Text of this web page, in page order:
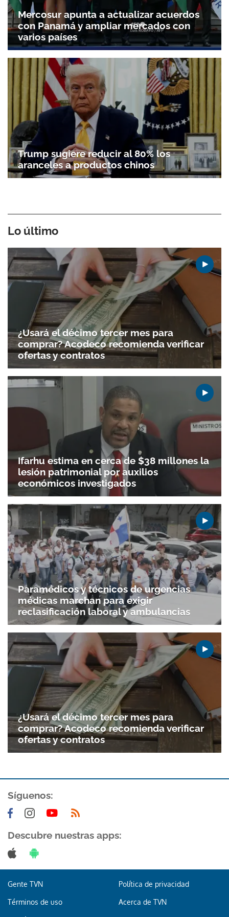
Gracias por suscribirte a nuestro boletín.
ACEPTAR
Mercosur apunta a actualizar acuerdos
con Panamá y ampliar mercados con
varios países
Trump sugiere reducir al 80% los
aranceles a productos chinos
Lo último
¿Usará el décimo tercer mes para
comprar? Acodeco recomienda verificar
ofertas y contratos
Ifarhu estima en cerca de $38 millones la
lesión patrimonial por auxilios
económicos investigados
Paramédicos y técnicos de urgencias
médicas marchan para exigir
reclasificación laboral y ambulancias
¿Usará el décimo tercer mes para
comprar? Acodeco recomienda verificar
ofertas y contratos
Síguenos:
Descubre nuestras apps:
Gente TVN Política de privacidad
Términos de uso Acerca de TVN